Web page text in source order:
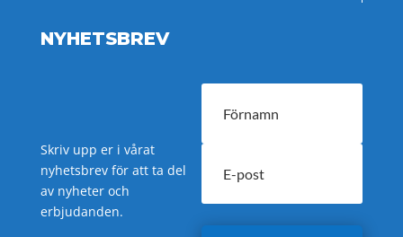
NYHETSBREV
Skriv upp er i vårat
nyhetsbrev för att ta del
av nyheter och
erbjudanden.